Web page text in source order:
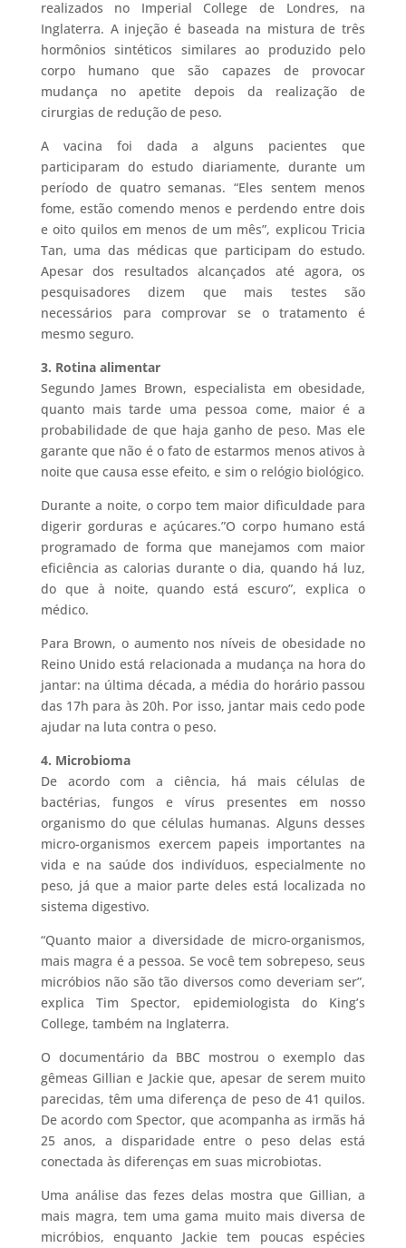
realizados no Imperial College de Londres, na
Inglaterra. A injeção é baseada na mistura de três
hormônios sintéticos similares ao produzido pelo
corpo humano que são capazes de provocar
mudança no apetite depois da realização de
cirurgias de redução de peso.
A vacina foi dada a alguns pacientes que
participaram do estudo diariamente, durante um
período de quatro semanas. “Eles sentem menos
fome, estão comendo menos e perdendo entre dois
e oito quilos em menos de um mês”, explicou Tricia
Tan, uma das médicas que participam do estudo.
Apesar dos resultados alcançados até agora, os
pesquisadores dizem que mais testes são
necessários para comprovar se o tratamento é
mesmo seguro.
3. Rotina alimentar
Segundo James Brown, especialista em obesidade,
quanto mais tarde uma pessoa come, maior é a
probabilidade de que haja ganho de peso. Mas ele
garante que não é o fato de estarmos menos ativos à
noite que causa esse efeito, e sim o relógio biológico.
Durante a noite, o corpo tem maior dificuldade para
digerir gorduras e açúcares.”O corpo humano está
programado de forma que manejamos com maior
eficiência as calorias durante o dia, quando há luz,
do que à noite, quando está escuro”, explica o
médico.
Para Brown, o aumento nos níveis de obesidade no
Reino Unido está relacionada a mudança na hora do
jantar: na última década, a média do horário passou
das 17h para às 20h. Por isso, jantar mais cedo pode
ajudar na luta contra o peso.
4. Microbioma
De acordo com a ciência, há mais células de
bactérias, fungos e vírus presentes em nosso
organismo do que células humanas. Alguns desses
micro-organismos exercem papeis importantes na
vida e na saúde dos indivíduos, especialmente no
peso, já que a maior parte deles está localizada no
sistema digestivo.
“Quanto maior a diversidade de micro-organismos,
mais magra é a pessoa. Se você tem sobrepeso, seus
micróbios não são tão diversos como deveriam ser”,
explica Tim Spector, epidemiologista do King’s
College, também na Inglaterra.
O documentário da BBC mostrou o exemplo das
gêmeas Gillian e Jackie que, apesar de serem muito
parecidas, têm uma diferença de peso de 41 quilos.
De acordo com Spector, que acompanha as irmãs há
25 anos, a disparidade entre o peso delas está
conectada às diferenças em suas microbiotas.
Uma análise das fezes delas mostra que Gillian, a
mais magra, tem uma gama muito mais diversa de
micróbios, enquanto Jackie tem poucas espécies